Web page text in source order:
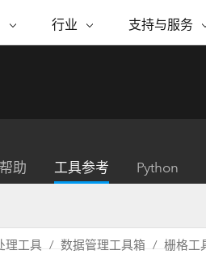
的 SaaS 制图平台
Enterprise
行业
行业
保护
能源公用事业
州和地方政
电信
支持与服务
支持与服务
帮助 工具参考 Python
理工具 数据管理工具箱 栅格工